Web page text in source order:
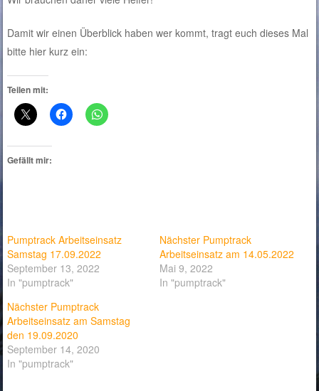
Damit wir einen Überblick haben wer kommt, tragt euch dieses Mal
bitte hier kurz ein:
Teilen mit:
Gefällt mir:
Pumptrack Arbeitseinsatz
Samstag 17.09.2022
September 13, 2022
In "pumptrack"
Nächster Pumptrack
Arbeitseinsatz am 14.05.2022
Mai 9, 2022
In "pumptrack"
Nächster Pumptrack
Arbeitseinsatz am Samstag
den 19.09.2020
September 14, 2020
In "pumptrack"